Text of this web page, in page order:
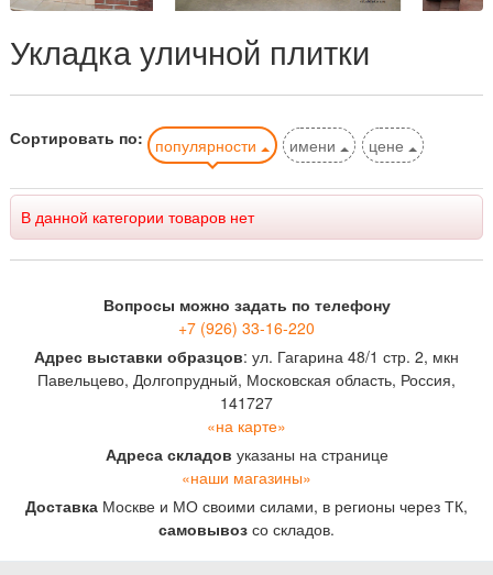
Укладка уличной плитки
Сортировать по: популярности имени цене
В данной категории товаров нет
Вопросы можно задать по телефону
+7 (926) 33-16-220
Адрес выставки образцов: ул. Гагарина 48/1 стр. 2, мкн
Павельцево, Долгопрудный, Московская область, Россия,
141727
«на карте»
Адреса складов указаны на странице
«наши магазины»
Доставка Москве и МО своими силами, в регионы через ТК,
самовывоз со складов.